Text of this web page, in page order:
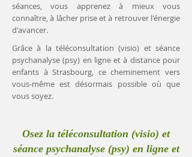
séances, vous apprenez à mieux vous
connaître, à lâcher prise et à retrouver l'énergie
d'avancer.
Grâce à la téléconsultation (visio) et séance
psychanalyse (psy) en ligne et à distance pour
enfants à Strasbourg, ce cheminement vers
vous-même est désormais possible où que
vous soyez.
Osez la téléconsultation (visio) et
séance psychanalyse (psy) en ligne et